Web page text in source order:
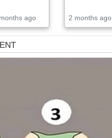
ago 2 months ago